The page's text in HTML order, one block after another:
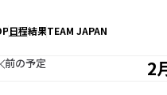
日程結果TEAM JAPAN
2
前の予定